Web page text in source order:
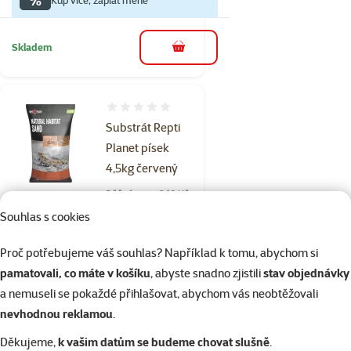
Souhlas s cookies
Proč potřebujeme váš souhlas? Například k tomu, abychom si
pamatovali, co máte v košíku, abyste snadno zjistilistav objednávky
a nemuseli se pokaždé přihlašovat, abychom vás neobtěžovali
nevhodnou reklamou.
Děkujeme,k vašim datům se budeme chovat slušně.
Skladem do košíku
Substrát Repti
Planet písek
4,5kg červený
Běžná cena 269 Kč
Skladem do košíku